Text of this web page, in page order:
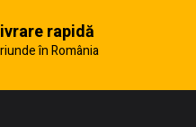
rapidă
în România